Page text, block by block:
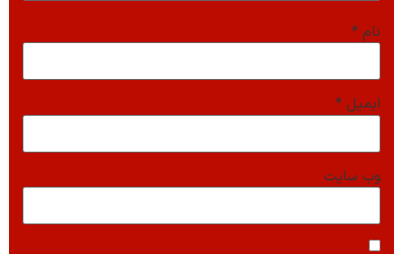
نام *
ایمیل *
وب‌ سایت